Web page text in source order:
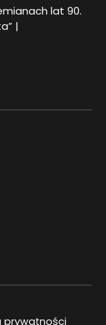
lat 90.
|
prywatności